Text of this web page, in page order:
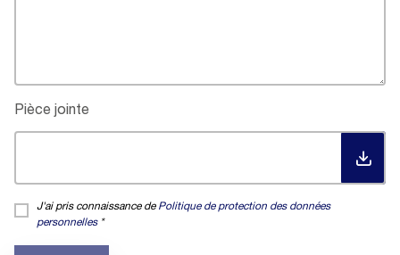
Pièce jointe
J'ai pris connaissance de Politique de protection des données
personnelles